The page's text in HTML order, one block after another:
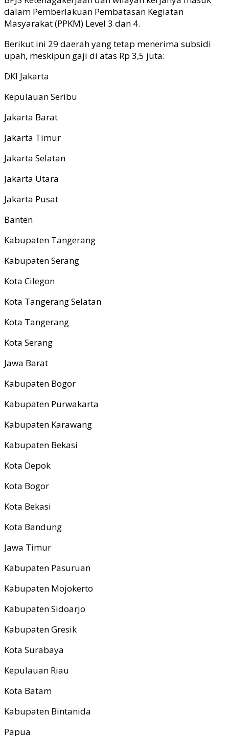
dalam Pemberlakuan Pembatasan Kegiatan
Masyarakat (PPKM) Level 3 dan 4.
Berikut ini 29 daerah yang tetap menerima subsidi
upah, meskipun gaji di atas Rp 3,5 juta:
DKI Jakarta
Kepulauan Seribu
Jakarta Barat
Jakarta Timur
Jakarta Selatan
Jakarta Utara
Jakarta Pusat
Banten
Kabupaten Tangerang
Kabupaten Serang
Kota Cilegon
Kota Tangerang Selatan
Kota Tangerang
Kota Serang
Jawa Barat
Kabupaten Bogor
Kabupaten Purwakarta
Kabupaten Karawang
Kabupaten Bekasi
Kota Depok
Kota Bogor
Kota Bekasi
Kota Bandung
Jawa Timur
Kabupaten Pasuruan
Kabupaten Mojokerto
Kabupaten Sidoarjo
Kabupaten Gresik
Kota Surabaya
Kepulauan Riau
Kota Batam
Kabupaten Bintanida
Papua